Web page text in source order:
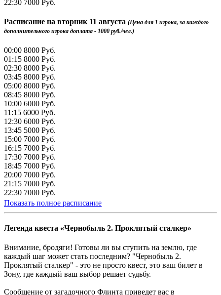
22:30 7000 Руб.
Расписание на вторник 11 августа (Цена для 1 игрока, за каждого
дополнительного игрока доплата - 1000 руб./чел.)
00:00 8000 Руб.
01:15 8000 Руб.
02:30 8000 Руб.
03:45 8000 Руб.
05:00 8000 Руб.
08:45 8000 Руб.
10:00 6000 Руб.
11:15 6000 Руб.
12:30 6000 Руб.
13:45 5000 Руб.
15:00 7000 Руб.
16:15 7000 Руб.
17:30 7000 Руб.
18:45 7000 Руб.
20:00 7000 Руб.
21:15 7000 Руб.
22:30 7000 Руб.
Показать полное расписание
Легенда квеста «Чернобыль 2. Проклятый сталкер»
Внимание, бродяги! Готовы ли вы ступить на землю, где
каждый шаг может стать последним? "Чернобыль 2.
Проклятый сталкер" - это не просто квест, это ваш билет в
Зону, где каждый ваш выбор решает судьбу.
Сообщение от загадочного Флинта приведет вас в